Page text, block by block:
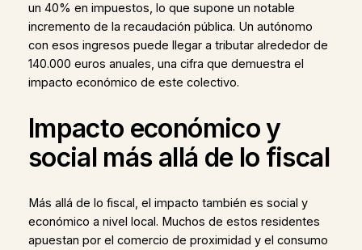
un 40% en impuestos, lo que supone un notable
incremento de la recaudación pública. Un autónomo
con esos ingresos puede llegar a tributar alrededor de
140.000 euros anuales, una cifra que demuestra el
impacto económico de este colectivo.
Impacto económico y
social más allá de lo fiscal
Más allá de lo fiscal, el impacto también es social y
económico a nivel local. Muchos de estos residentes
apuestan por el comercio de proximidad y el consumo